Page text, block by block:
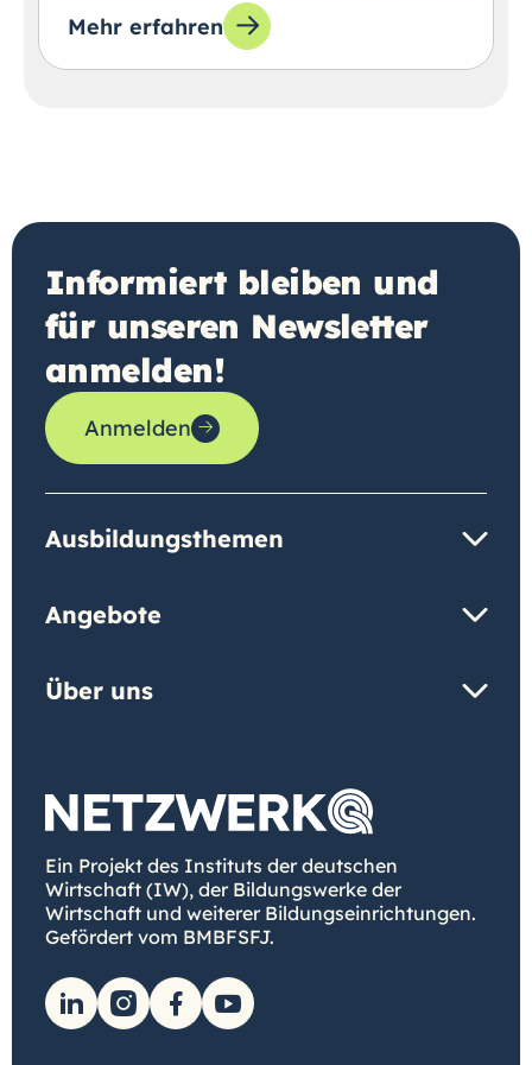
Mehr erfahren
Informiert bleiben und
für unseren Newsletter
anmelden!
Anmelden
Ausbildungsthemen
Angebote
Über uns
Ein Projekt des Instituts der deutschen
Wirtschaft (IW), der Bildungswerke der
Wirtschaft und weiterer Bildungseinrichtungen.
Gefördert vom BMBFSFJ.